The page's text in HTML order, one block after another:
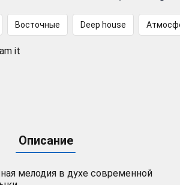
Восточные Deep house
it
Описание
мелодия в духе современной